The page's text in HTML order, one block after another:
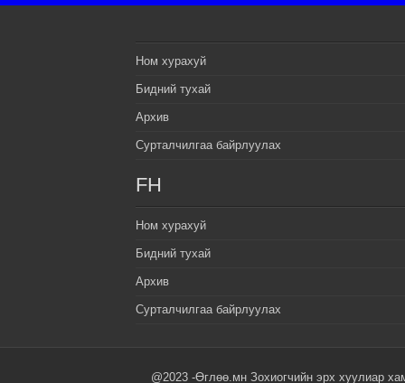
Ном хурахуй
Бидний тухай
Архив
Сурталчилгаа байрлуулах
FH
Ном хурахуй
Бидний тухай
Архив
Сурталчилгаа байрлуулах
@2023 -Өглөө.мн Зохиогчийн эрх хуулиар